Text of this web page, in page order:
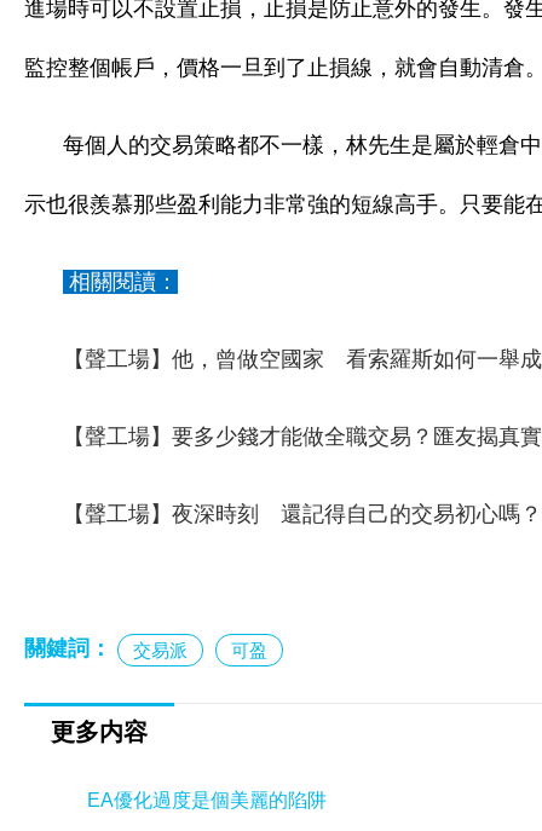
進場時可以不設置止損，止損是防止意外的發生。發
監控整個帳戶，價格一旦到了止損線，就會自動清倉
每個人的交易策略都不一樣，林先生是屬於輕倉
示也很羨慕那些盈利能力非常強的短線高手。只要能
相關閱讀：
【聲工場】他，曾做空國家 看索羅斯如何一舉
【聲工場】要多少錢才能做全職交易？匯友揭真
【聲工場】夜深時刻 還記得自己的交易初心嗎？
關鍵詞： 交易派 可盈
更多内容
EA優化過度是個美麗的陷阱